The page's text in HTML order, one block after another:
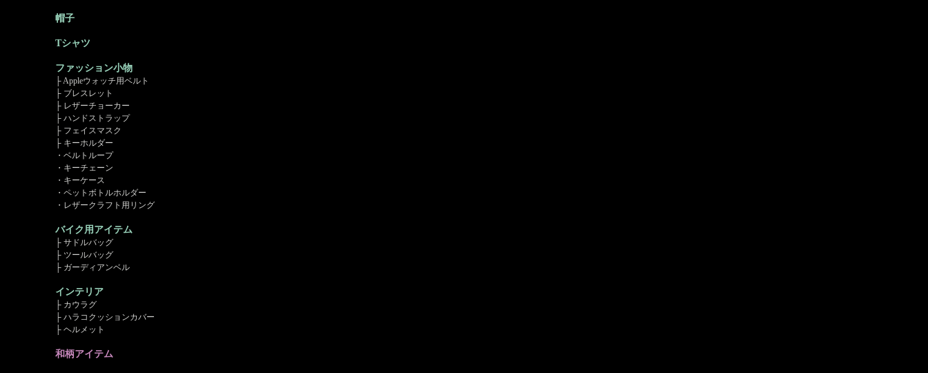
帽子
Tシャツ
ファッション小物
├ Appleウォッチ用ベルト
├ ブレスレット
├ レザーチョーカー
├ ハンドストラップ
├ フェイスマスク
├ キーホルダー
・ベルトループ
・キーチェーン
・キーケース
・ペットボトルホルダー
・レザークラフト用リング
バイク用アイテム
├ サドルバッグ
├ ツールバッグ
├ ガーディアンベル
インテリア
├ カウラグ
├ ハラコクッションカバー
├ ヘルメット
和柄アイテム